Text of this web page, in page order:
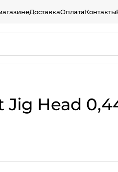
ДоставкаОплатаКонтакты
Head